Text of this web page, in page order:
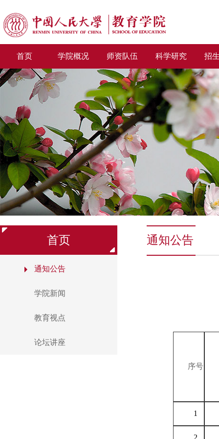
首页 学院概况 师资队伍 科学研究 招
首页
通知公告
学院新闻
教育视点
论坛讲座
通知公告
序号
1
2